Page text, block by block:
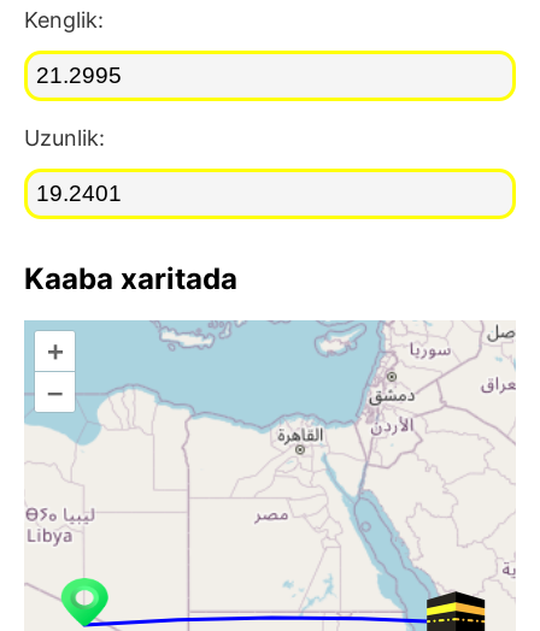
Kenglik:
Uzunlik:
Kaaba xaritada
+
–